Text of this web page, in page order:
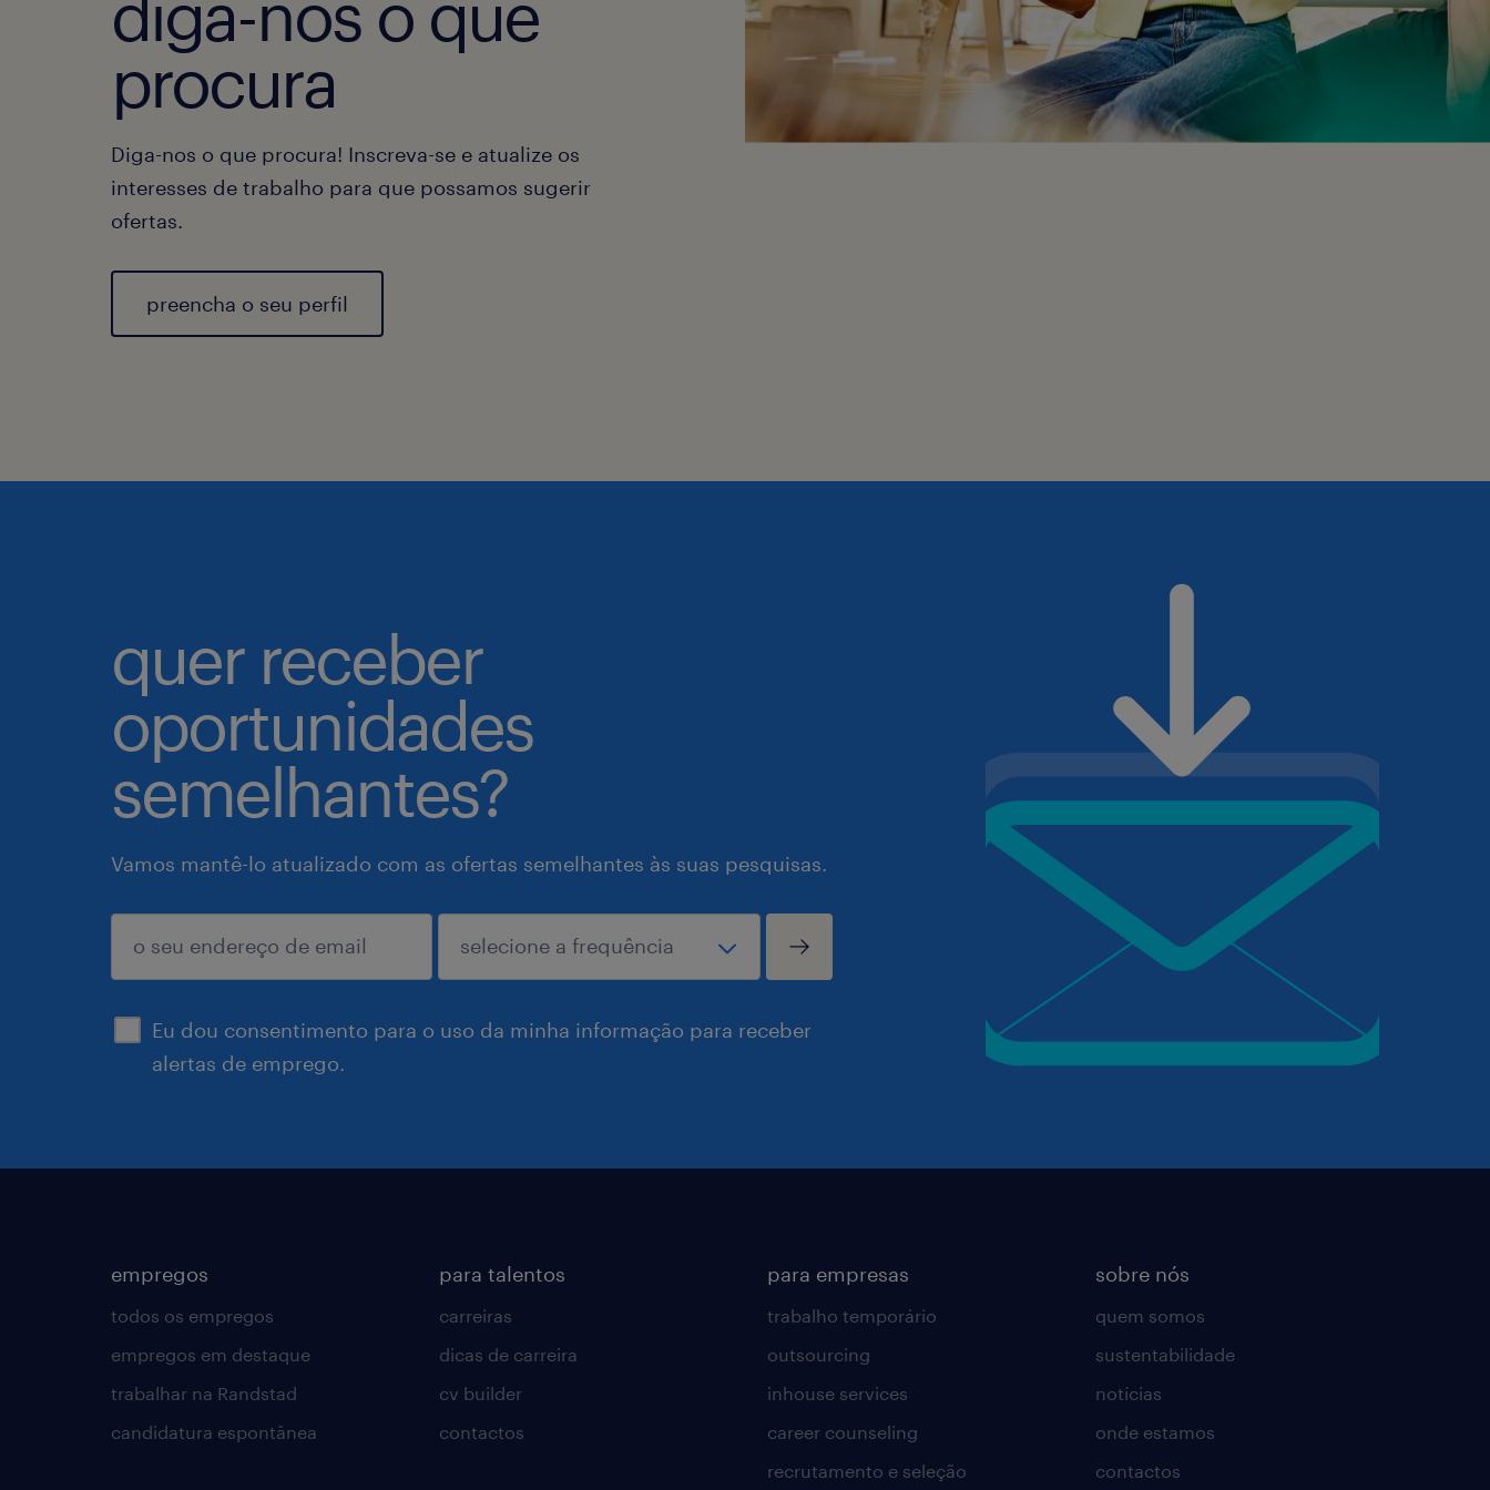
procura
Diga-nos o que procura! Inscreva-se e atualize os
interesses de trabalho para que possamos sugerir
ofertas.
preencha o seu perfil
quer receber
oportunidades
semelhantes?
Vamos mantê-lo atualizado com as ofertas semelhantes às suas pesquisas.
Eu dou consentimento para o uso da minha informação para receber
alertas de emprego.
enviar
empregos
todos os empregos
empregos em destaque
trabalhar na Randstad
candidatura espontânea
para talentos
carreiras
dicas de carreira
cv builder
contactos
para empresas
trabalho temporário
outsourcing
inhouse services
career counseling
recrutamento e seleção
sobre nós
quem somos
sustentabilidade
notícias
onde estamos
contactos